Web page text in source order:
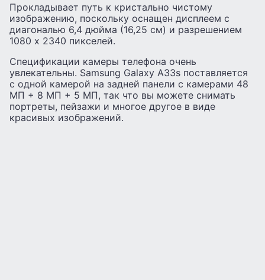
Прокладывает путь к кристально чистому
изображению, поскольку оснащен дисплеем с
диагональю 6,4 дюйма (16,25 см) и разрешением
1080 x 2340 пикселей.
Спецификации камеры телефона очень
увлекательны. Samsung Galaxy A33s поставляется
с одной камерой на задней панели с камерами 48
МП + 8 МП + 5 МП, так что вы можете снимать
портреты, пейзажи и многое другое в виде
красивых изображений.